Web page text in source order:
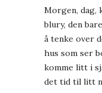
Morgen, dag,
blury, den
å tenke over
hus som ser
komme litt i
det tid til litt